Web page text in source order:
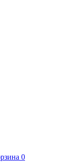
0